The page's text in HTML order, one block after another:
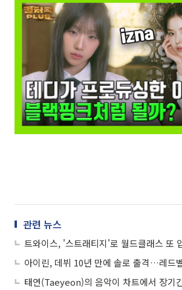
관련 뉴스
아이린, 데뷔 10년 만에 솔로 출격…레드
태연(Taeyeon)의 음악이 차트에서 장기